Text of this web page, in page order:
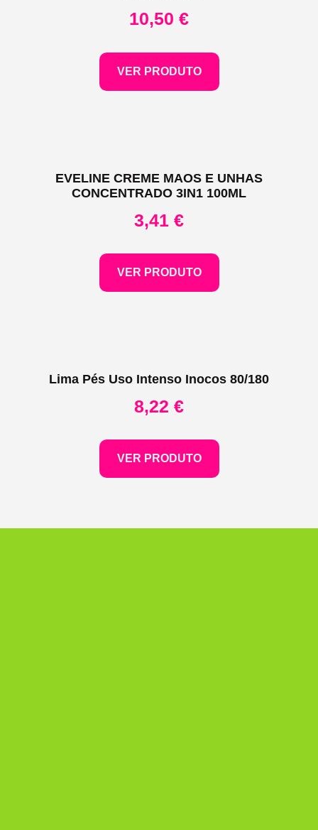
10,50 €
VER PRODUTO
EVELINE CREME MAOS E UNHAS
CONCENTRADO 3IN1 100ML
3,41 €
VER PRODUTO
Lima Pés Uso Intenso Inocos 80/180
8,22 €
VER PRODUTO